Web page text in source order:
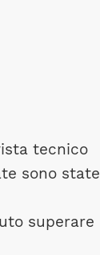
tecnico
sono state
superare